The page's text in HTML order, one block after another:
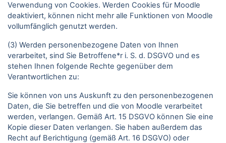
Verwendung von Cookies. Werden Cookies für Moodle
deaktiviert, können nicht mehr alle Funktionen von Moodle
vollumfänglich genutzt werden.
(3) Werden personenbezogene Daten von Ihnen
verarbeitet, sind Sie Betroffene*r i. S. d. DSGVO und es
stehen Ihnen folgende Rechte gegenüber dem
Verantwortlichen zu:
Sie können von uns Auskunft zu den personenbezogenen
Daten, die Sie betreffen und die von Moodle verarbeitet
werden, verlangen. Gemäß Art. 15 DSGVO können Sie eine
Kopie dieser Daten verlangen. Sie haben außerdem das
Recht auf Berichtigung (gemäß Art. 16 DSGVO) oder